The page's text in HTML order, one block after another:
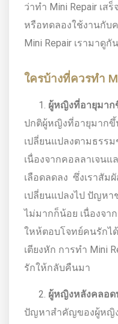
ว่าทำ Mini Repair เส
หรือทดลองใช้งานกับ
Mini Repair เรามาดูกั
ใครบ้างที่ควรทำ
ผู้หญิงที่อายุมา
ปกติผู้หญิงที่อายุมากขึ้
เปลี่ยนแปลงตามธรร
เนื่องจากคอลลาเจน
เลือดลดลง ซึ่งเราสัม
เปลี่ยนแปลงไป ปัญห
ไม่มากก็น้อย เนื่องจา
ใหห้ตอบโจทย์คนรักไ
เตียงหัก การทำ Mini
รักให้กลับคืนมา
ผู้หญิงหลังคลอด
ปัญหาสำคัญของผู้หญิ